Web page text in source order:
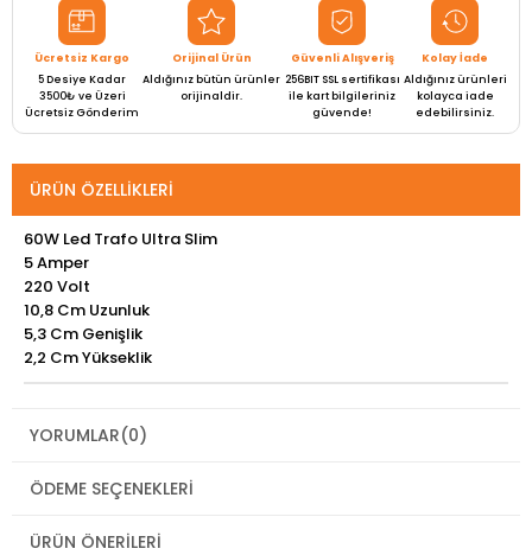
Ücretsiz Kargo
5 Desiye Kadar
3500₺ ve Üzeri
Ücretsiz Gönderim
Orijinal Ürün
Aldığınız bütün ürünler
orijinaldir.
Güvenli Alışveriş
256BIT SSL sertifikası
ile kart bilgileriniz
güvende!
Kolay İade
Aldığınız ürünleri
kolayca iade
edebilirsiniz.
ÜRÜN ÖZELLIKLERI
60W Led Trafo Ultra Slim
5 Amper
220 Volt
10,8 Cm Uzunluk
5,3 Cm Genişlik
2,2 Cm Yükseklik
YORUMLAR(0)
ÖDEME SEÇENEKLERI
ÜRÜN ÖNERILERI